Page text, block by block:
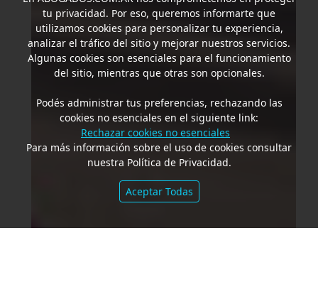
tu privacidad. Por eso, queremos informarte que
utilizamos cookies para personalizar tu experiencia,
analizar el tráfico del sitio y mejorar nuestros servicios.
Algunas cookies son esenciales para el funcionamiento
del sitio, mientras que otras son opcionales.
Podés administrar tus preferencias, rechazando las
cookies no esenciales en el siguiente link:
Rechazar cookies no esenciales
Para más información sobre el uso de cookies consultar
nuestra Política de Privacidad.
Aceptar Todas